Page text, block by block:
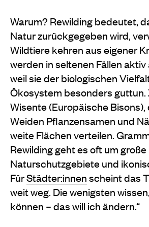
Warum? Rewilding bedeutet,
Natur zurückgegeben wird,
Wildtiere kehren aus eigener
werden in seltenen Fällen
weil sie der biologischen
Ökosystem besonders guttun.
Wisente (Europäische Bisons),
Weiden Pflanzensamen und
weite Flächen verteilen.
Rewilding geht es oft um große
Naturschutzgebiete und
FürStädter:innenscheint das
weit weg. Die wenigsten
können – das will ich ändern.“